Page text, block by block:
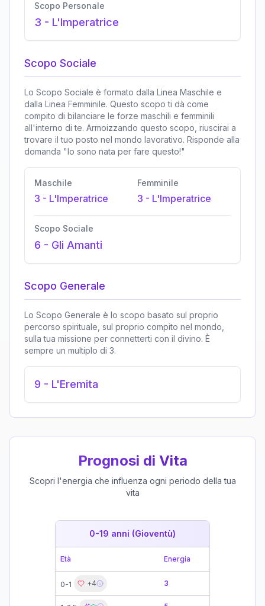
Scopo Personale
3 - L'Imperatrice
Scopo Sociale
Lo Scopo Sociale è formato dalla Linea Maschile e
dalla Linea Femminile. Questo scopo ti dà come
compito di bilanciare le forze maschili e femminili
all'interno di te. Armoizzando questo scopo, riuscirai a
trovare il tuo posto nel mondo lavorativo. Risponde alla
domanda "Io sono nata per fare questo!"
Maschile
3 - L'Imperatrice
Femminile
3 - L'Imperatrice
Scopo Sociale
6 - Gli Amanti
Scopo Generale
Lo Scopo Generale è lo scopo basato sul proprio
percorso spirituale, sul proprio compito nel mondo,
sulla tua missione per connetterti con il divino. È
sempre un multiplo di 3.
9 - L'Eremita
Prognosi di Vita
Scopri l'energia che influenza ogni periodo della tua
vita
0-19 anni (Gioventù)
Età Energia
0-1 +4 3